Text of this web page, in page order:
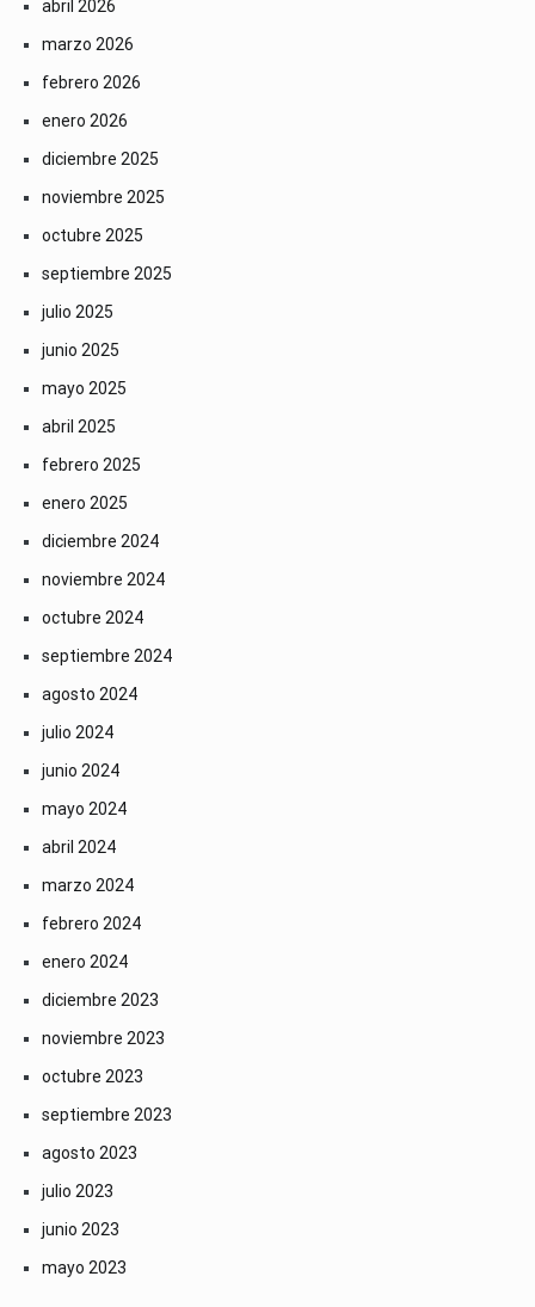
abril 2026
marzo 2026
febrero 2026
enero 2026
diciembre 2025
noviembre 2025
octubre 2025
septiembre 2025
julio 2025
junio 2025
mayo 2025
abril 2025
febrero 2025
enero 2025
diciembre 2024
noviembre 2024
octubre 2024
septiembre 2024
agosto 2024
julio 2024
junio 2024
mayo 2024
abril 2024
marzo 2024
febrero 2024
enero 2024
diciembre 2023
noviembre 2023
octubre 2023
septiembre 2023
agosto 2023
julio 2023
junio 2023
mayo 2023